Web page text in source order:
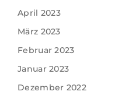
April 2023
März 2023
Februar 2023
Januar 2023
Dezember 2022